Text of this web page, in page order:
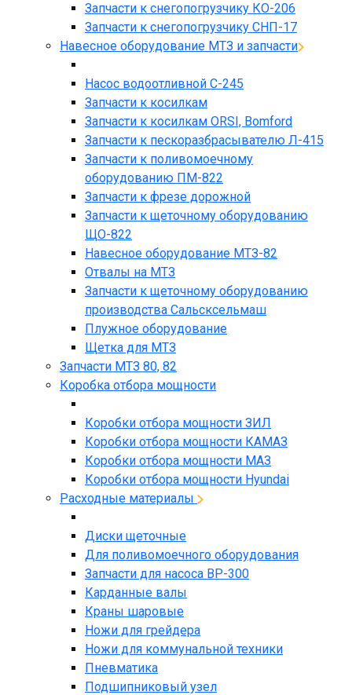
Запчасти к снегопогрузчику КО-206
Запчасти к снегопогрузчику СНП-17
Навесное оборудование МТЗ и запчасти
Насос водоотливной С-245
Запчасти к косилкам
Запчасти к косилкам ORSI, Bomford
Запчасти к пескоразбрасывателю Л-415
Запчасти к поливомоечному
оборудованию ПМ-822
Запчасти к фрезе дорожной
Запчасти к щеточному оборудованию
ЩО-822
Навесное оборудование МТЗ-82
Отвалы на МТЗ
Запчасти к щеточному оборудованию
производства Сальсксельмаш
Плужное оборудование
Щетка для МТЗ
Запчасти МТЗ 80, 82
Коробка отбора мощности
Коробки отбора мощности ЗИЛ
Коробки отбора мощности КАМАЗ
Коробки отбора мощности МАЗ
Коробки отбора мощности Hyundai
Расходные материалы
Диски щеточные
Для поливомоечного оборудования
Запчасти для насоса BP-300
Карданные валы
Краны шаровые
Ножи для грейдера
Ножи для коммунальной техники
Пневматика
Подшипниковый узел